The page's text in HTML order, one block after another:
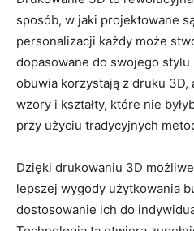
sposób, w jaki ​projektowane
personalizacji ⁢każdy może
dopasowane⁢ do ⁣swojego
‌obuwia korzystają z druku⁣
wzory i kształty, ‍które nie
przy użyciu‌ tradycyjnych
Dzięki drukowaniu 3D
lepszej wygody użytkowania
dostosowanie ich ‍do